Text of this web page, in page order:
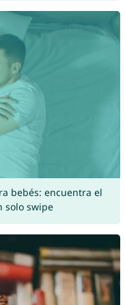
bebés: encuentra el
solo swipe